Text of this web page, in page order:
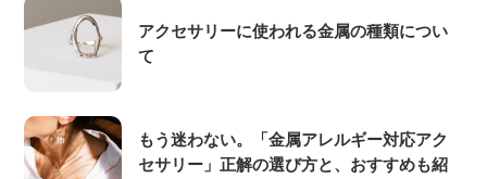
アクセサリーに使われる金属の種類につい
て
もう迷わない。「金属アレルギー対応アク
セサリー」正解の選び方と、おすすめも紹